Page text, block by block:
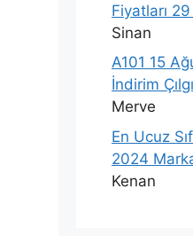
Fiyatları
Sinan
A101 15
İndirim
Merve
En Ucuz
2024
Kenan